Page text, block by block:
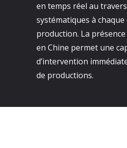
en temps réel au
systématiques à chaque
production. La présence
en Chine permet une
d’intervention
de productions.